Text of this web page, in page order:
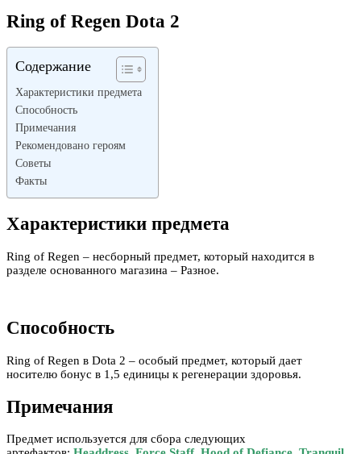
Ring of Regen Dota 2
Содержание
Характеристики предмета
Способность
Примечания
Рекомендовано героям
Советы
Факты
Характеристики предмета
Ring of Regen – несборный предмет, который находится в
разделе основанного магазина – Разное.
Способность
Ring of Regen в Dota 2 – особый предмет, который дает
носителю бонус в 1,5 единицы к регенерации здоровья.
Примечания
Предмет используется для сбора следующих